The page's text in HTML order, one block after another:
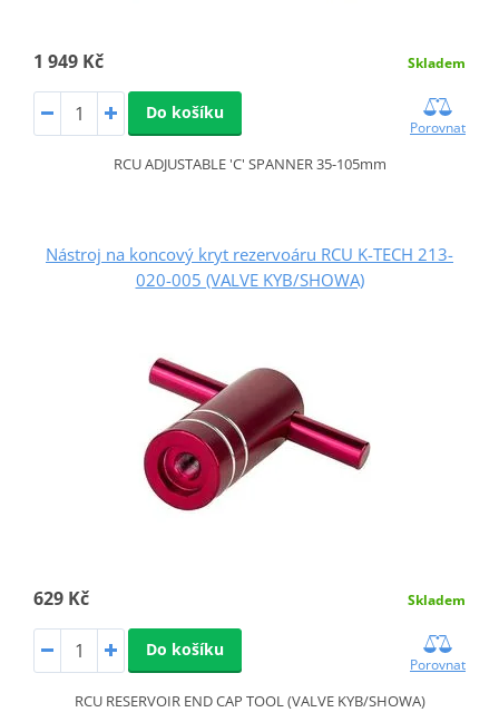
1 949 Kč Skladem
Do košíku
Porovnat
RCU ADJUSTABLE 'C' SPANNER 35-105mm
Nástroj na koncový kryt rezervoáru RCU K-TECH 213-
020-005 (VALVE KYB/SHOWA)
629 Kč Skladem
Do košíku
Porovnat
RCU RESERVOIR END CAP TOOL (VALVE KYB/SHOWA)